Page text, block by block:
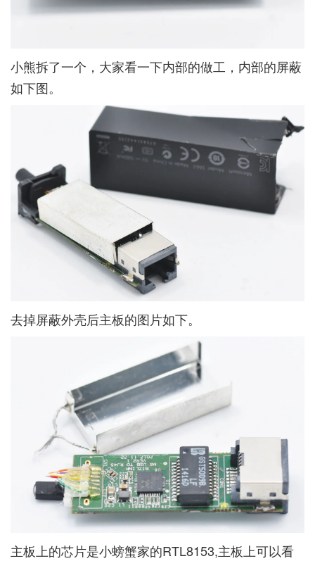
小熊拆了一个，大家看一下内部的做工，内部的屏蔽
如下图。
去掉屏蔽外壳后主板的图片如下。
主板上的芯片是小螃蟹家的RTL8153,主板上可以看